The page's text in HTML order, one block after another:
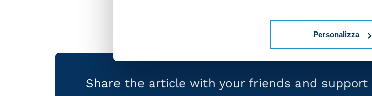
Personalizza
Share the article with your friends and